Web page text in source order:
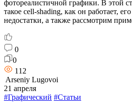
фотореалистичной графики. В этой
такое cell-shading, как он работает,
недостатки, а также рассмотрим
0
0
112
Arseniy Lugovoi
21 апреля
#Графический #Статьи